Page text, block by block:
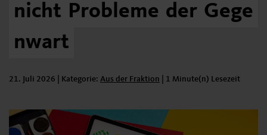
nicht Probleme der Gege
nwart
21. Juli 2026 | Kategorie: Kategorie:
Aus der Fraktion 1 Minute(n) Lesezeit